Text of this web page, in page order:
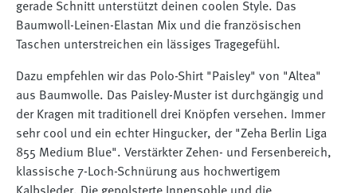
gerade Schnitt unterstützt deinen coolen Style. Das
Baumwoll-Leinen-Elastan Mix und die französischen
Taschen unterstreichen ein lässiges Tragegefühl.
Dazu empfehlen wir das Polo-Shirt "Paisley" von "Altea"
aus Baumwolle. Das Paisley-Muster ist durchgängig und
der Kragen mit traditionell drei Knöpfen versehen. Immer
sehr cool und ein echter Hingucker, der "Zeha Berlin Liga
855 Medium Blue". Verstärkter Zehen- und Fersenbereich,
klassische 7-Loch-Schnürung aus hochwertigem